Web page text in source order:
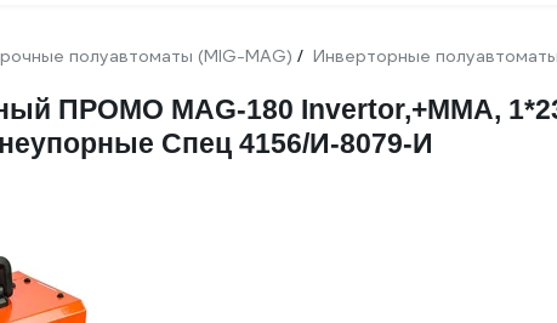
полуавтоматы (MIG-MAG) / Инверторные
ПРОМО MAG-180 Invertor,+ММA,
Спец 4156/И-8079-И